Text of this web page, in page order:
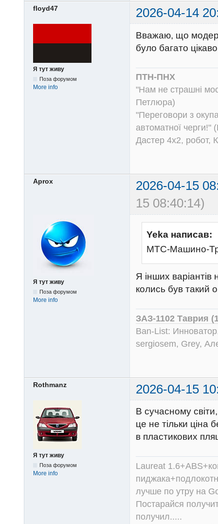
floyd47 2026-04-14
Я тут живу
Поза форумом
More info
Вважаю, що
було багато
ПТН-ПНХ
"Нам не страшні
Петлюра)
"Переговори з
автоматної черги!"
Дастер 4х2, робот,
Aprox
2026-04-15
15 08:40:14)
Я тут живу
Поза форумом
More info
Yeka написав:
МТС-Машино-
Я інших
колись був такий
ЗАЗ-1102 Таврия
Ban-List:
sergiosem, Grey,
Rothmanz 2026-04-15
Я тут живу
Поза форумом
More info
В сучасному
це не тільки ціна
в пластикових
Laureat
лучше по утру на
Постарайся
получил.....